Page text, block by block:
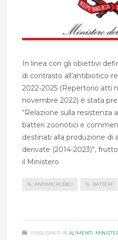
In linea con gli obiettivi
di contrasto all’antibiotico-
2022-2025 (Repertorio atti
novembre 2022) è stata
“Relazione sulla resistenza
batteri zoonotici e
destinati alla produzione di
derivate (2014-2023)”,
il Ministero
ANTIMICROBICI BATTERI
PUBLISHED IN ALIMENTI,